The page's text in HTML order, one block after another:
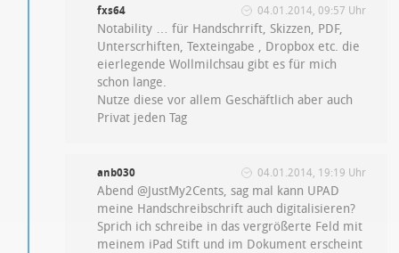
fxs64 04.01.2014, 09:57 Uhr
Notability … für Handschrrift, Skizzen, PDF,
Unterscrhiften, Texteingabe , Dropbox etc. die
eierlegende Wollmilchsau gibt es für mich
schon lange.
Nutze diese vor allem Geschäftlich aber auch
Privat jeden Tag
anb030 04.01.2014, 19:19 Uhr
Abend @JustMy2Cents, sag mal kann UPAD
meine Handschreibschrift auch digitalisieren?
Sprich ich schreibe in das vergrößerte Feld mit
meinem iPad Stift und im Dokument erscheint